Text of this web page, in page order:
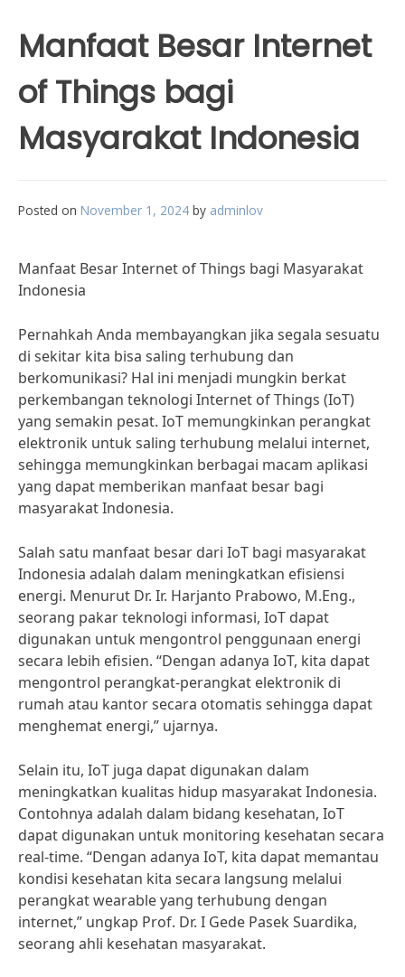
Manfaat Besar Internet
of Things bagi
Masyarakat Indonesia
Posted on November 1, 2024 by adminlov
Manfaat Besar Internet of Things bagi Masyarakat
Indonesia
Pernahkah Anda membayangkan jika segala sesuatu
di sekitar kita bisa saling terhubung dan
berkomunikasi? Hal ini menjadi mungkin berkat
perkembangan teknologi Internet of Things (IoT)
yang semakin pesat. IoT memungkinkan perangkat
elektronik untuk saling terhubung melalui internet,
sehingga memungkinkan berbagai macam aplikasi
yang dapat memberikan manfaat besar bagi
masyarakat Indonesia.
Salah satu manfaat besar dari IoT bagi masyarakat
Indonesia adalah dalam meningkatkan efisiensi
energi. Menurut Dr. Ir. Harjanto Prabowo, M.Eng.,
seorang pakar teknologi informasi, IoT dapat
digunakan untuk mengontrol penggunaan energi
secara lebih efisien. “Dengan adanya IoT, kita dapat
mengontrol perangkat-perangkat elektronik di
rumah atau kantor secara otomatis sehingga dapat
menghemat energi,” ujarnya.
Selain itu, IoT juga dapat digunakan dalam
meningkatkan kualitas hidup masyarakat Indonesia.
Contohnya adalah dalam bidang kesehatan, IoT
dapat digunakan untuk monitoring kesehatan secara
real-time. “Dengan adanya IoT, kita dapat memantau
kondisi kesehatan kita secara langsung melalui
perangkat wearable yang terhubung dengan
internet,” ungkap Prof. Dr. I Gede Pasek Suardika,
seorang ahli kesehatan masyarakat.